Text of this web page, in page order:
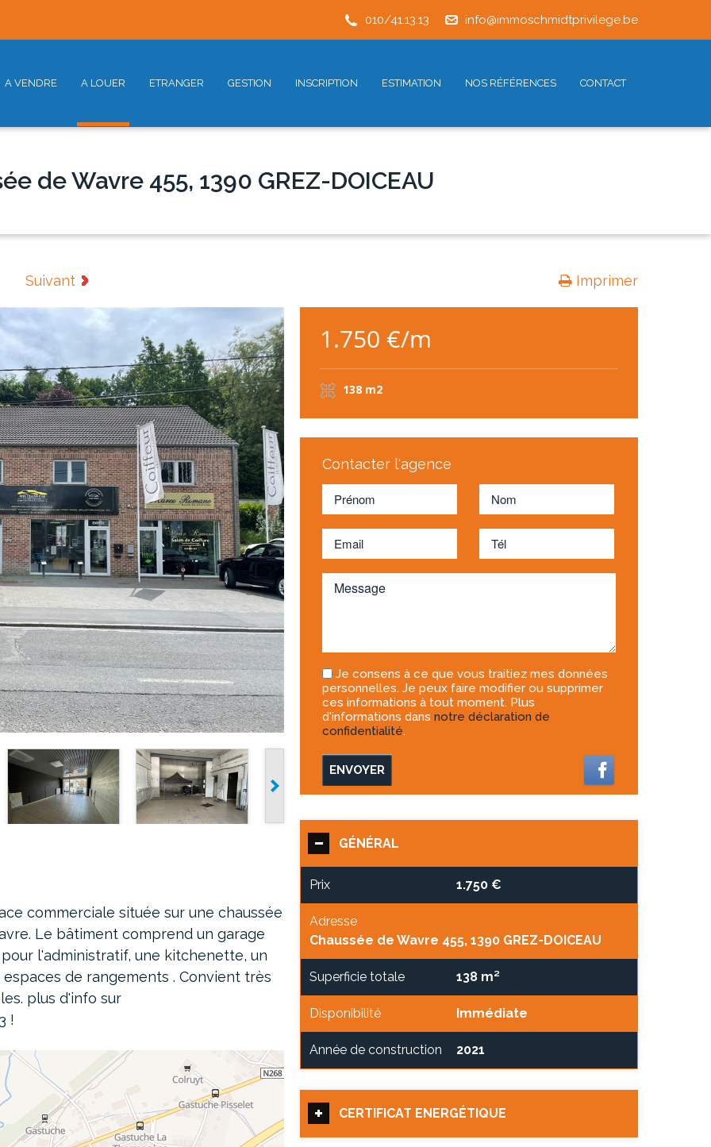
info@immoschmidtprivilege.be
010/41.13.13
A VENDRE A LOUER ETRANGER GESTION INSCRIPTION ESTIMATION NOS RÉFÉRENCES CONTACT
de Wavre 455, 1390 GREZ-DOICEAU
Imprimer
Suivant
commerciale située sur une chaussée
Le bâtiment comprend un garage
l'administratif, une kitchenette, un
de rangements . Convient très
plus d'info sur
!
1.750 €/m
138 m2
Contacter l'agence
Je consens à ce que vous traitiez mes données
personnelles. Je peux faire modifier ou supprimer
ces informations à tout moment. Plus
d'informations dans notre déclaration de
confidentialité.
ENVOYER
GÉNÉRAL
Prix 1.750 €
Adresse
Chaussée de Wavre 455, 1390 GREZ-DOICEAU
Superficie totale 138 m²
Disponibilité Immédiate
Année de construction 2021
CERTIFICAT ENERGÉTIQUE